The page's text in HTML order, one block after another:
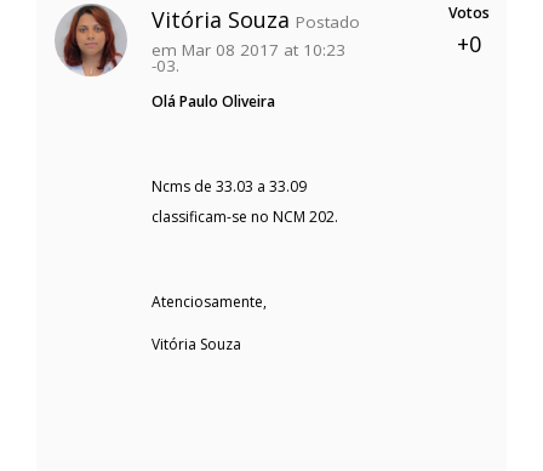
Vitória Souza Postado
em Mar 08 2017 at 10:23
-03.
Olá Paulo Oliveira
Ncms de 33.03 a 33.09
classificam-se no NCM 202.
Atenciosamente,
Vitória Souza
Votos
+0